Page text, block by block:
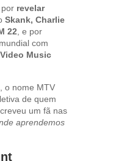
revelar
Skank, Charlie
22 , e por
com
Music
o nome MTV
de quem
um fã nas
aprendemos